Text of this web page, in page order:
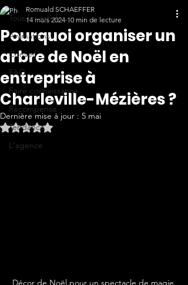
Tous les articles
Animations
Conseil
FAQ
Faire connaissance
Récompense
Tendance
L'agence
Pourquoi organiser un
arbre de Noël en
entreprise à
Charleville-Mézières ?
Romuald SCHAEFFER
14 mars 2024 10 min de lecture
Dernière mise à jour : 5 mai
Noté NaN étoiles sur 5.
Décor de Noël pour un spectacle de magie